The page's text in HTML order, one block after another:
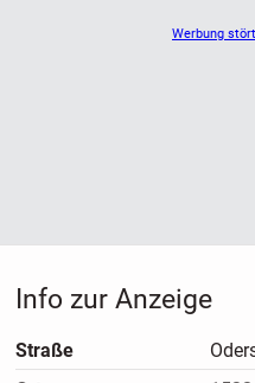
Werbung
Info zur Anzeige
Straße